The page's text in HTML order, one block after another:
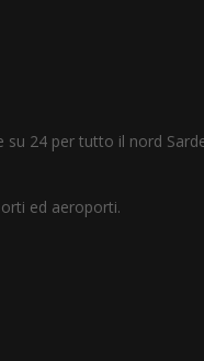
24 per tutto il nord
ed aeroporti.